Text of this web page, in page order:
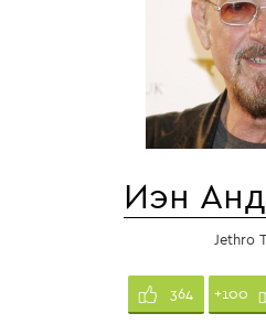
Иэн
Jethro
364 +100